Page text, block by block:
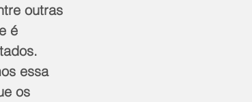
outras
é
essa
os